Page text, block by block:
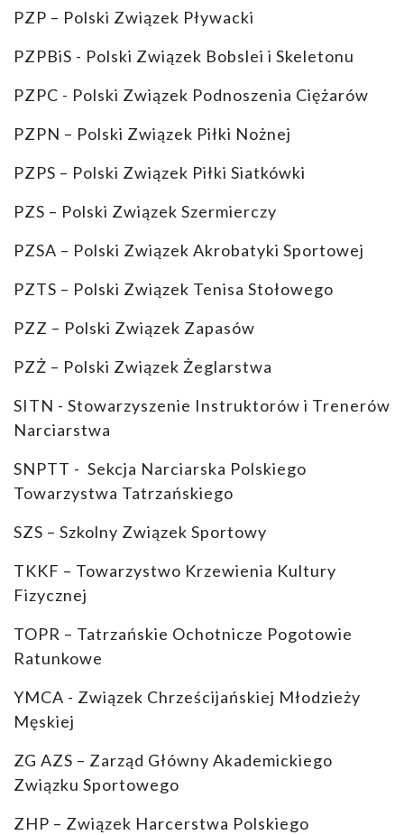
PZP – Polski Związek Pływacki
PZPBiS - Polski Związek Bobslei i Skeletonu
PZPC - Polski Związek Podnoszenia Ciężarów
PZPN – Polski Związek Piłki Nożnej
PZPS – Polski Związek Piłki Siatkówki
PZS – Polski Związek Szermierczy
PZSA – Polski Związek Akrobatyki Sportowej
PZTS – Polski Związek Tenisa Stołowego
PZZ – Polski Związek Zapasów
PZŻ – Polski Związek Żeglarstwa
SITN - Stowarzyszenie Instruktorów i Trenerów
Narciarstwa
SNPTT - Sekcja Narciarska Polskiego
Towarzystwa Tatrzańskiego
SZS – Szkolny Związek Sportowy
TKKF – Towarzystwo Krzewienia Kultury
Fizycznej
TOPR – Tatrzańskie Ochotnicze Pogotowie
Ratunkowe
YMCA - Związek Chrześcijańskiej Młodzieży
Męskiej
ZG AZS – Zarząd Główny Akademickiego
Związku Sportowego
ZHP – Związek Harcerstwa Polskiego